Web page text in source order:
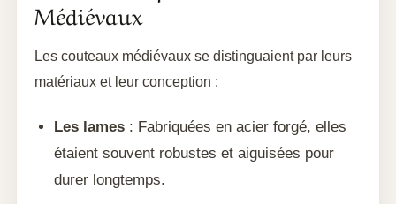
Médiévaux
Les couteaux médiévaux se distinguaient par leurs
matériaux et leur conception :
Les lames : Fabriquées en acier forgé, elles
étaient souvent robustes et aiguisées pour
durer longtemps.